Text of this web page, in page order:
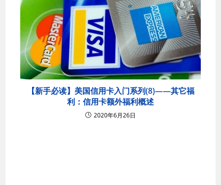
【新手必读】美国信用卡入门系列(8)——其它福
利：信用卡额外福利概述
2020年6月26日